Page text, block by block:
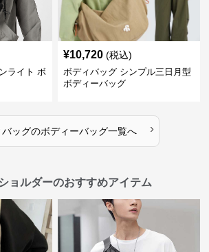
ライト ボ
¥10,720 (税込)
ボディバッグ シンプル三日月型
ボディーバッグ
バッグのボディーバッグ一覧へ ›
ョルダーのおすすめアイテム